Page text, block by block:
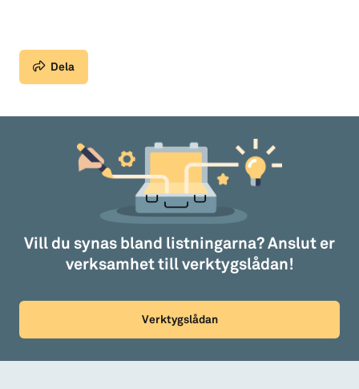
Dela
Vill du synas bland listningarna? Anslut er
verksamhet till verktygslådan!
Verktygslådan